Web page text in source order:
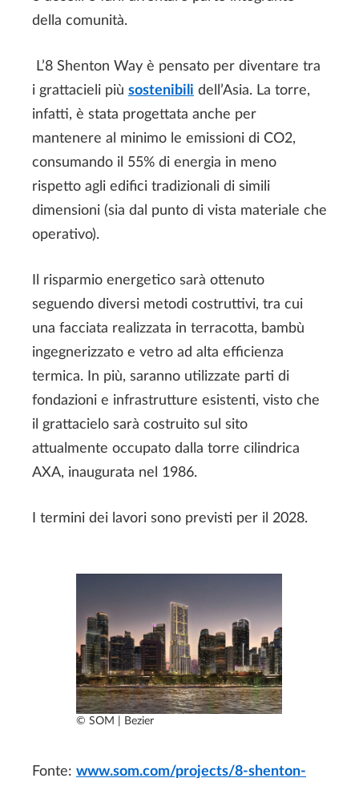
della comunità.
L’8 Shenton Way è pensato per diventare tra
i grattacieli più sostenibili dell’Asia. La torre,
infatti, è stata progettata anche per
mantenere al minimo le emissioni di CO2,
consumando il 55% di energia in meno
rispetto agli edifici tradizionali di simili
dimensioni (sia dal punto di vista materiale che
operativo).
Il risparmio energetico sarà ottenuto
seguendo diversi metodi costruttivi, tra cui
una facciata realizzata in terracotta, bambù
ingegnerizzato e vetro ad alta efficienza
termica. In più, saranno utilizzate parti di
fondazioni e infrastrutture esistenti, visto che
il grattacielo sarà costruito sul sito
attualmente occupato dalla torre cilindrica
AXA, inaugurata nel 1986.
I termini dei lavori sono previsti per il 2028.
© SOM | Bezier
Fonte: www.som.com/projects/8-shenton-